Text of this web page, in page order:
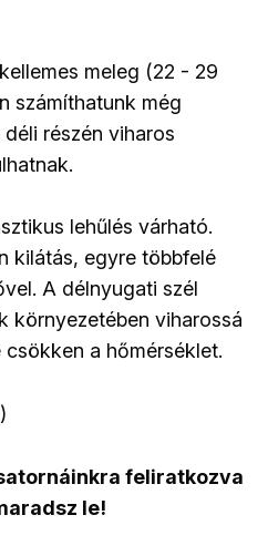
meleg (22 - 29
számíthatunk még
részén viharos
lehűlés várható.
kilátás, egyre többfelé
A délnyugati szél
környezetében viharossá
a hőmérséklet.
feliratkozva
le!